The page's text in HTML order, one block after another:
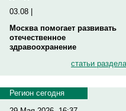
03.08 |
Москва помогает развивать
отечественное
здравоохранение
статьи раздела
Регион сегодня